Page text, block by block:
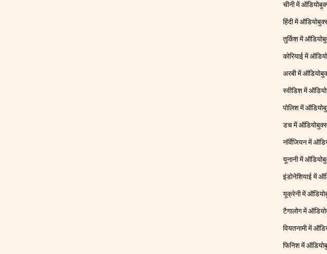
चीनी में
हिंदी में
तुर्किश में
कोरियाई में
अरबी में
स्वीडिश में
पोलिश में
डच में
नॉर्वेजियन में
यूनानी में
इंडोनेशियाई में
यूक्रेनी में
टैगालोग में
वियतनामी में
फिनिश में